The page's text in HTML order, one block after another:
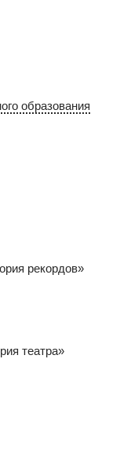
образования
рекордов»
театра»